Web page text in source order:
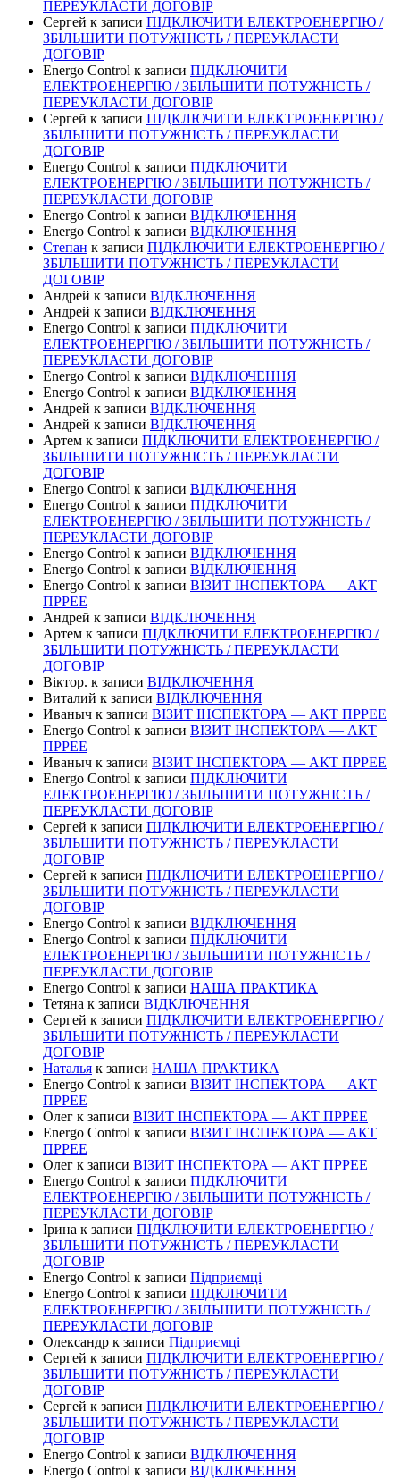
ПЕРЕУКЛАСТИ ДОГОВІР
Сергей к записи ПІДКЛЮЧИТИ ЕЛЕКТРОЕНЕРГІЮ /
ЗБІЛЬШИТИ ПОТУЖНІСТЬ / ПЕРЕУКЛАСТИ
ДОГОВІР
Energo Control к записи ПІДКЛЮЧИТИ
ЕЛЕКТРОЕНЕРГІЮ / ЗБІЛЬШИТИ ПОТУЖНІСТЬ /
ПЕРЕУКЛАСТИ ДОГОВІР
Сергей к записи ПІДКЛЮЧИТИ ЕЛЕКТРОЕНЕРГІЮ /
ЗБІЛЬШИТИ ПОТУЖНІСТЬ / ПЕРЕУКЛАСТИ
ДОГОВІР
Energo Control к записи ПІДКЛЮЧИТИ
ЕЛЕКТРОЕНЕРГІЮ / ЗБІЛЬШИТИ ПОТУЖНІСТЬ /
ПЕРЕУКЛАСТИ ДОГОВІР
Energo Control к записи ВІДКЛЮЧЕННЯ
Energo Control к записи ВІДКЛЮЧЕННЯ
Степан к записи ПІДКЛЮЧИТИ ЕЛЕКТРОЕНЕРГІЮ /
ЗБІЛЬШИТИ ПОТУЖНІСТЬ / ПЕРЕУКЛАСТИ
ДОГОВІР
Андрей к записи ВІДКЛЮЧЕННЯ
Андрей к записи ВІДКЛЮЧЕННЯ
Energo Control к записи ПІДКЛЮЧИТИ
ЕЛЕКТРОЕНЕРГІЮ / ЗБІЛЬШИТИ ПОТУЖНІСТЬ /
ПЕРЕУКЛАСТИ ДОГОВІР
Energo Control к записи ВІДКЛЮЧЕННЯ
Energo Control к записи ВІДКЛЮЧЕННЯ
Андрей к записи ВІДКЛЮЧЕННЯ
Андрей к записи ВІДКЛЮЧЕННЯ
Артем к записи ПІДКЛЮЧИТИ ЕЛЕКТРОЕНЕРГІЮ /
ЗБІЛЬШИТИ ПОТУЖНІСТЬ / ПЕРЕУКЛАСТИ
ДОГОВІР
Energo Control к записи ВІДКЛЮЧЕННЯ
Energo Control к записи ПІДКЛЮЧИТИ
ЕЛЕКТРОЕНЕРГІЮ / ЗБІЛЬШИТИ ПОТУЖНІСТЬ /
ПЕРЕУКЛАСТИ ДОГОВІР
Energo Control к записи ВІДКЛЮЧЕННЯ
Energo Control к записи ВІДКЛЮЧЕННЯ
Energo Control к записи ВІЗИТ ІНСПЕКТОРА — АКТ
ПРРЕЕ
Андрей к записи ВІДКЛЮЧЕННЯ
Артем к записи ПІДКЛЮЧИТИ ЕЛЕКТРОЕНЕРГІЮ /
ЗБІЛЬШИТИ ПОТУЖНІСТЬ / ПЕРЕУКЛАСТИ
ДОГОВІР
Віктор. к записи ВІДКЛЮЧЕННЯ
Виталий к записи ВІДКЛЮЧЕННЯ
Иваныч к записи ВІЗИТ ІНСПЕКТОРА — АКТ ПРРЕЕ
Energo Control к записи ВІЗИТ ІНСПЕКТОРА — АКТ
ПРРЕЕ
Иваныч к записи ВІЗИТ ІНСПЕКТОРА — АКТ ПРРЕЕ
Energo Control к записи ПІДКЛЮЧИТИ
ЕЛЕКТРОЕНЕРГІЮ / ЗБІЛЬШИТИ ПОТУЖНІСТЬ /
ПЕРЕУКЛАСТИ ДОГОВІР
Сергей к записи ПІДКЛЮЧИТИ ЕЛЕКТРОЕНЕРГІЮ /
ЗБІЛЬШИТИ ПОТУЖНІСТЬ / ПЕРЕУКЛАСТИ
ДОГОВІР
Сергей к записи ПІДКЛЮЧИТИ ЕЛЕКТРОЕНЕРГІЮ /
ЗБІЛЬШИТИ ПОТУЖНІСТЬ / ПЕРЕУКЛАСТИ
ДОГОВІР
Energo Control к записи ВІДКЛЮЧЕННЯ
Energo Control к записи ПІДКЛЮЧИТИ
ЕЛЕКТРОЕНЕРГІЮ / ЗБІЛЬШИТИ ПОТУЖНІСТЬ /
ПЕРЕУКЛАСТИ ДОГОВІР
Energo Control к записи НАША ПРАКТИКА
Тетяна к записи ВІДКЛЮЧЕННЯ
Сергей к записи ПІДКЛЮЧИТИ ЕЛЕКТРОЕНЕРГІЮ /
ЗБІЛЬШИТИ ПОТУЖНІСТЬ / ПЕРЕУКЛАСТИ
ДОГОВІР
Наталья к записи НАША ПРАКТИКА
Energo Control к записи ВІЗИТ ІНСПЕКТОРА — АКТ
ПРРЕЕ
Олег к записи ВІЗИТ ІНСПЕКТОРА — АКТ ПРРЕЕ
Energo Control к записи ВІЗИТ ІНСПЕКТОРА — АКТ
ПРРЕЕ
Олег к записи ВІЗИТ ІНСПЕКТОРА — АКТ ПРРЕЕ
Energo Control к записи ПІДКЛЮЧИТИ
ЕЛЕКТРОЕНЕРГІЮ / ЗБІЛЬШИТИ ПОТУЖНІСТЬ /
ПЕРЕУКЛАСТИ ДОГОВІР
Ірина к записи ПІДКЛЮЧИТИ ЕЛЕКТРОЕНЕРГІЮ /
ЗБІЛЬШИТИ ПОТУЖНІСТЬ / ПЕРЕУКЛАСТИ
ДОГОВІР
Energo Control к записи Підприємці
Energo Control к записи ПІДКЛЮЧИТИ
ЕЛЕКТРОЕНЕРГІЮ / ЗБІЛЬШИТИ ПОТУЖНІСТЬ /
ПЕРЕУКЛАСТИ ДОГОВІР
Олександр к записи Підприємці
Сергей к записи ПІДКЛЮЧИТИ ЕЛЕКТРОЕНЕРГІЮ /
ЗБІЛЬШИТИ ПОТУЖНІСТЬ / ПЕРЕУКЛАСТИ
ДОГОВІР
Сергей к записи ПІДКЛЮЧИТИ ЕЛЕКТРОЕНЕРГІЮ /
ЗБІЛЬШИТИ ПОТУЖНІСТЬ / ПЕРЕУКЛАСТИ
ДОГОВІР
Energo Control к записи ВІДКЛЮЧЕННЯ
Energo Control к записи ВІДКЛЮЧЕННЯ